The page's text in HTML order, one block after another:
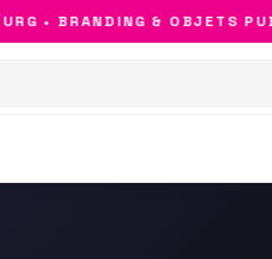
• BRANDING & OBJETS